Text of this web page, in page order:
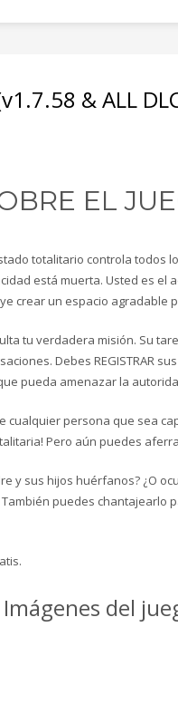
& ALL
EL
totalitario controla todos
está muerta. Usted es
crear un espacio agradable
tu verdadera misión. Su
Debes REGISTRAR
pueda amenazar la
cualquier persona que sea
Pero aún puedes
y sus hijos huérfanos? ¿O
puedes chantajearlo
Imágenes del